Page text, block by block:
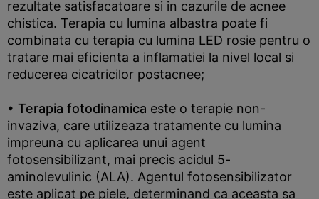
rezultate satisfacatoare si in cazurile de acnee
chistica. Terapia cu lumina albastra poate fi
combinata cu terapia cu lumina LED rosie pentru o
tratare mai eficienta a inflamatiei la nivel local si
reducerea cicatricilor postacnee;
• Terapia fotodinamica este o terapie non-
invaziva, care utilizeaza tratamente cu lumina
impreuna cu aplicarea unui agent
fotosensibilizant, mai precis acidul 5-
aminolevulinic (ALA). Agentul fotosensibilizator
este aplicat pe piele, determinand ca aceasta sa